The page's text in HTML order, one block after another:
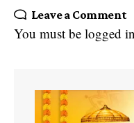
Leave a Comment
You must be logged in